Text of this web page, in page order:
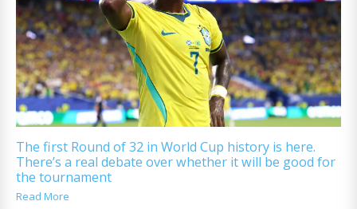
The first Round of 32 in World Cup history is here.
There’s a real debate over whether it will be good for
the tournament
Read More